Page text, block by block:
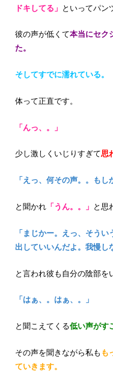
ドキしてる」 といってパン
彼の声が低くて本当にセク
た。
そしてすでに濡れている。
体って正直です。
「んっ、。」
少し激しくいじりすぎて思
「えっ、何その声。。もし
と聞かれ 「うん。。」 と思
「まじかー。えっ、そう
出していいんだよ。我慢し
と言われ彼も自分の陰部を
「はぁ、。はぁ、。」
と聞こえてくる低い声がす
その声を聞きながら私も も
ていきます。